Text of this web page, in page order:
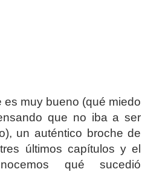
es muy bueno (qué miedo
que no iba a ser
un auténtico broche de
últimos capítulos y el
qué sucedió